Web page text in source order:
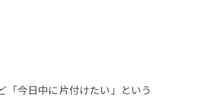
今日中に片付けたい」という